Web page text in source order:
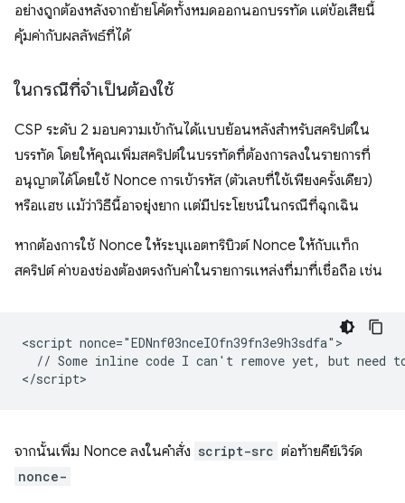
อย่างถูกต้องหลังจากย้ายโค้ดทั้งหมดออกนอกบรรทัด แต่ข้อเสียนี้
คุ้มค่ากับผลลัพธ์ที่ได้
ในกรณีที่จำเป็นต้องใช้
CSP ระดับ 2 มอบความเข้ากันได้แบบย้อนหลังสำหรับสคริปต์ใน
บรรทัด โดยให้คุณเพิ่มสคริปต์ในบรรทัดที่ต้องการลงในรายการที่
อนุญาตได้โดยใช้ Nonce การเข้ารหัส (ตัวเลขที่ใช้เพียงครั้งเดียว)
หรือแฮช แม้ว่าวิธีนี้อาจยุ่งยาก แต่มีประโยชน์ในกรณีที่ฉุกเฉิน
หากต้องการใช้ Nonce ให้ระบุแอตทริบิวต์ Nonce ให้กับแท็ก
สคริปต์ ค่าของช่องต้องตรงกับค่าในรายการแหล่งที่มาที่เชื่อถือ เช่น
<script nonce="EDNnf03nceIOfn39fn3e9h3sdfa">
// Some inline code I can't remove yet, but need
จากนั้นเพิ่ม Nonce ลงในคำสั่ง script-src ต่อท้ายคีย์เวิร์ด
nonce-